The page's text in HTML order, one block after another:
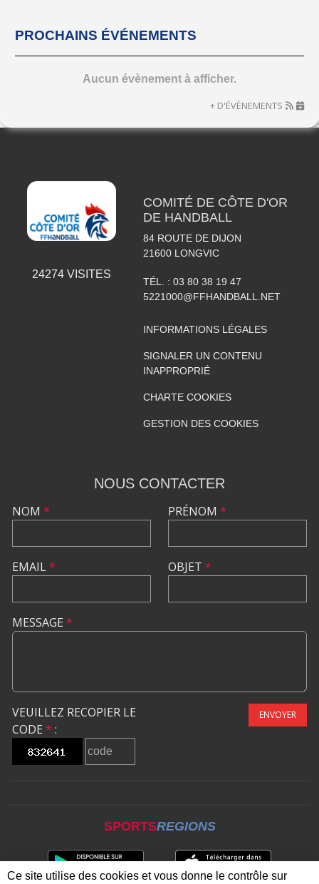
PROCHAINS ÉVÉNEMENTS
Aucun évènement à afficher.
+ D'ÉVÈNEMENTS
24274VISITES
COMITÉ DE CÔTE D'OR
DE HANDBALL
84 ROUTE DE DIJON
21600 LONGVIC
TÉL. : 03 80 38 19 47
5221000@FFHANDBALL.NET
INFORMATIONS LÉGALES
SIGNALER UN CONTENU
INAPPROPRIÉ
CHARTE COOKIES
GESTION DES COOKIES
NOUS CONTACTER
NOM *
EMAIL*
PRÉNOM *
OBJET *
MESSAGE *
VEUILLEZ RECOPIER LE
CODE * :
ENVOYER
SPORTSREGIONS
Ce site utilise des cookies et vous donne le contrôle sur